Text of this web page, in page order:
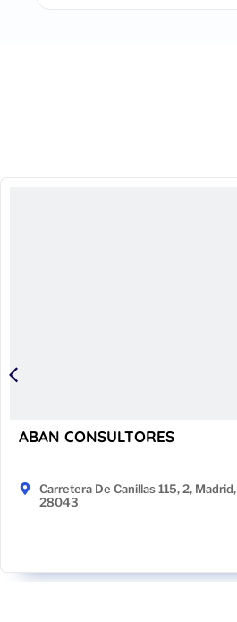
ABAN CONSULTORES
Carretera De Canillas 115, 2, Madrid,
28043